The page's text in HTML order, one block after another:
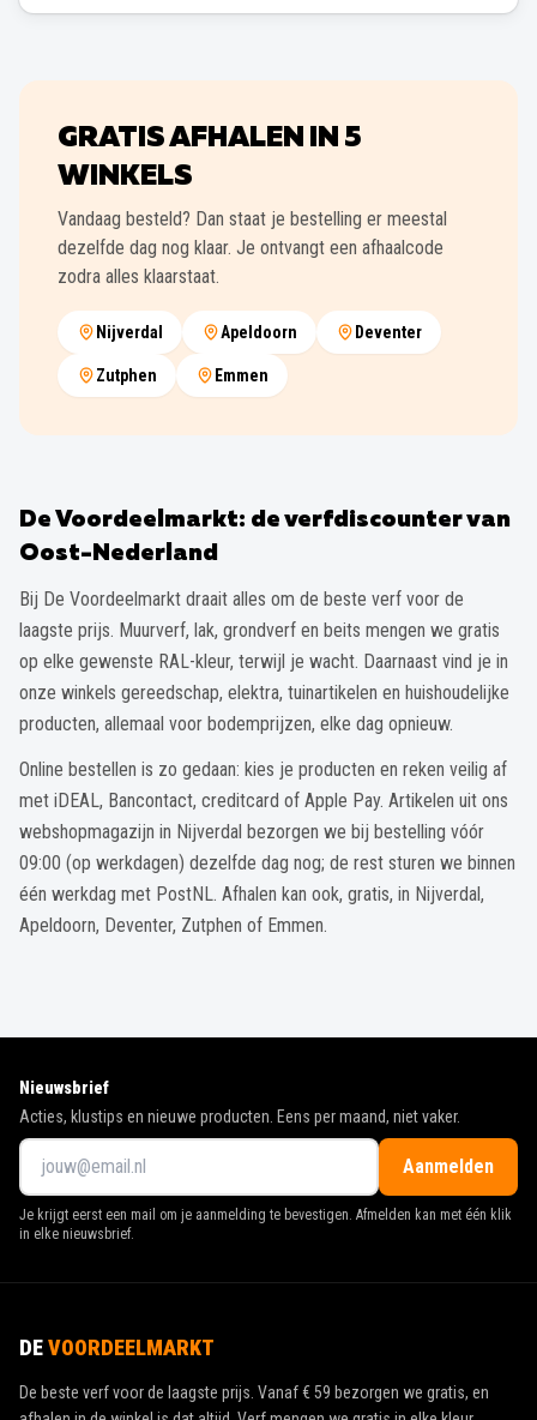
GRATIS AFHALEN IN 5
WINKELS
Vandaag besteld? Dan staat je bestelling er meestal
dezelfde dag nog klaar. Je ontvangt een afhaalcode
zodra alles klaarstaat.
Nijverdal Apeldoorn Deventer
Zutphen Emmen
De Voordeelmarkt: de verfdiscounter van
Oost-Nederland
Bij De Voordeelmarkt draait alles om de beste verf voor de
laagste prijs. Muurverf, lak, grondverf en beits mengen we gratis
op elke gewenste RAL-kleur, terwijl je wacht. Daarnaast vind je in
onze winkels gereedschap, elektra, tuinartikelen en huishoudelijke
producten, allemaal voor bodemprijzen, elke dag opnieuw.
Online bestellen is zo gedaan: kies je producten en reken veilig af
met iDEAL, Bancontact, creditcard of Apple Pay. Artikelen uit ons
webshopmagazijn in Nijverdal bezorgen we bij bestelling vóór
09:00 (op werkdagen) dezelfde dag nog; de rest sturen we binnen
één werkdag met PostNL. Afhalen kan ook, gratis, in Nijverdal,
Apeldoorn, Deventer, Zutphen of Emmen.
Nieuwsbrief
Acties, klustips en nieuwe producten. Eens per maand, niet vaker.
Aanmelden
Je krijgt eerst een mail om je aanmelding te bevestigen. Afmelden kan met één klik
in elke nieuwsbrief.
DEVOORDEELMARKT
De beste verf voor de laagste prijs. Vanaf€ 59 bezorgen we gratis, en